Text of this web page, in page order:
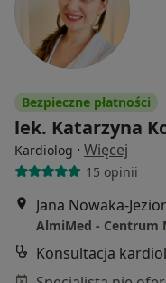
Bezpieczne płatności
lek. Katarzyna
Kardiolog · Więcej
15 opinii
AlmiMed - Centrum
Konsultacja